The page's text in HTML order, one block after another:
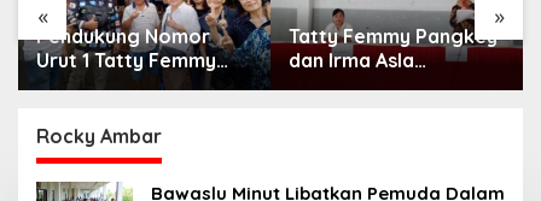
« »
Pendukung Nomor
Urut 1 Tatty Femmy
Pangkey Berikan
Pemaparan Visi dan
Misi di Desa Waleure
Tatty Femmy Pangkey
dan Irma Asla
Paparkan Visi Misi
Rocky Ambar
Bawaslu Minut Libatkan Pemuda Dalam